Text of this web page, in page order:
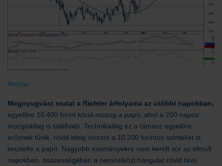
Richter
Megnyugvást mutat a Richter árfolyama az utóbbi napokban,
egyelőre 10 400 forint körül mozog a papír, ahol a 200 napos
mozgóátlag is található. Technikailag ez a támasz egyelőre
erősnek tűnik, rövid ideig viszont a 10 200 forintos szinteket is
tesztelte a papír. Nagyobb eseményekre nem került sor az elmúlt
napokban, összességében a nemzetközi hangulat rövid távú